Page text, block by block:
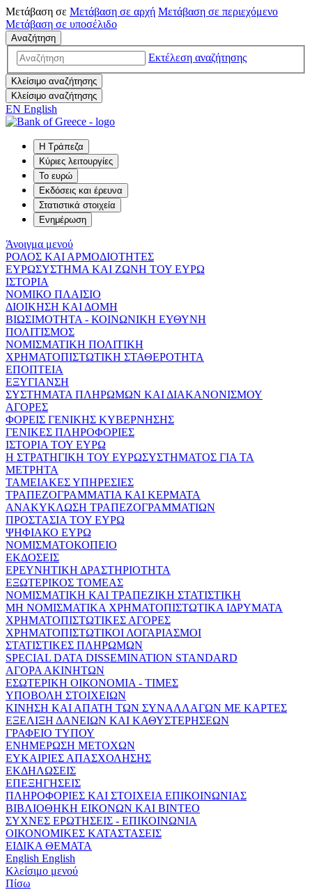
Μετάβαση σε Μετάβαση σε αρχή Μετάβαση σε περιεχόμενο
Μετάβαση σε υποσέλιδο
Αναζήτηση
Εκτέλεση αναζήτησης
Κλείσιμο αναζήτησης
Κλείσιμο αναζήτησης
EN English
Η Τράπεζα
Κύριες λειτουργίες
Το ευρώ
Εκδόσεις και έρευνα
Στατιστικά στοιχεία
Ενημέρωση
Άνοιγμα μενού
ΡΟΛΟΣ ΚΑΙ ΑΡΜΟΔΙΟΤΗΤΕΣ
ΕΥΡΩΣΥΣΤΗΜΑ ΚΑΙ ΖΩΝΗ ΤΟΥ ΕΥΡΩ
ΙΣΤΟΡΙΑ
ΝΟΜΙΚΟ ΠΛΑΙΣΙΟ
ΔΙΟΙΚΗΣΗ ΚΑΙ ΔΟΜΗ
ΒΙΩΣΙΜΟΤΗΤΑ - ΚΟΙΝΩΝΙΚΗ ΕΥΘΥΝΗ
ΠΟΛΙΤΙΣΜΟΣ
ΝΟΜΙΣΜΑΤΙΚΗ ΠΟΛΙΤΙΚΗ
ΧΡΗΜΑΤΟΠΙΣΤΩΤΙΚΗ ΣΤΑΘΕΡΟΤΗΤΑ
ΕΠΟΠΤΕΙΑ
ΕΞΥΓΙΑΝΣΗ
ΣΥΣΤΗΜΑΤΑ ΠΛΗΡΩΜΩΝ ΚΑΙ ΔΙΑΚΑΝΟΝΙΣΜΟΥ
ΑΓΟΡΕΣ
ΦΟΡΕΙΣ ΓΕΝΙΚΗΣ ΚΥΒΕΡΝΗΣΗΣ
ΓΕΝΙΚΕΣ ΠΛΗΡΟΦΟΡΙΕΣ
ΙΣΤΟΡΙΑ ΤΟΥ ΕΥΡΩ
Η ΣΤΡΑΤΗΓΙΚΗ ΤΟΥ ΕΥΡΩΣΥΣΤΗΜΑΤΟΣ ΓΙΑ ΤΑ
ΜΕΤΡΗΤΑ
ΤΑΜΕΙΑΚΕΣ ΥΠΗΡΕΣΙΕΣ
ΤΡΑΠΕΖΟΓΡΑΜΜΑΤΙΑ ΚΑΙ ΚΕΡΜΑΤΑ
ΑΝΑΚΥΚΛΩΣΗ ΤΡΑΠΕΖΟΓΡΑΜΜΑΤΙΩΝ
ΠΡΟΣΤΑΣΙΑ ΤΟΥ ΕΥΡΩ
ΨΗΦΙΑΚΟ ΕΥΡΩ
ΝΟΜΙΣΜΑΤΟΚΟΠΕΙΟ
ΕΚΔΟΣΕΙΣ
ΕΡΕΥΝΗΤΙΚΗ ΔΡΑΣΤΗΡΙΟΤΗΤΑ
ΕΞΩΤΕΡΙΚΟΣ ΤΟΜΕΑΣ
ΝΟΜΙΣΜΑΤΙΚΗ ΚΑΙ ΤΡΑΠΕΖΙΚΗ ΣΤΑΤΙΣΤΙΚΗ
ΜΗ ΝΟΜΙΣΜΑΤΙΚΑ ΧΡΗΜΑΤΟΠΙΣΤΩΤΙΚΑ ΙΔΡΥΜΑΤΑ
ΧΡΗΜΑΤΟΠΙΣΤΩΤΙΚΕΣ ΑΓΟΡΕΣ
ΧΡΗΜΑΤΟΠΙΣΤΩΤΙΚΟΙ ΛΟΓΑΡΙΑΣΜΟΙ
ΣΤΑΤΙΣΤΙΚΕΣ ΠΛΗΡΩΜΩΝ
SPECIAL DATA DISSEMINATION STANDARD
ΑΓΟΡΑ ΑΚΙΝΗΤΩΝ
ΕΣΩΤΕΡΙΚΗ ΟΙΚΟΝΟΜΙΑ - ΤΙΜΕΣ
ΥΠΟΒΟΛΗ ΣΤΟΙΧΕΙΩΝ
ΚΙΝΗΣΗ ΚΑΙ ΑΠΑΤΗ ΤΩΝ ΣΥΝΑΛΛΑΓΩΝ ΜΕ ΚΑΡΤΕΣ
ΕΞΕΛΙΞΗ ΔΑΝΕΙΩΝ ΚΑΙ ΚΑΘΥΣΤΕΡΗΣΕΩΝ
ΓΡΑΦΕΙΟ ΤΥΠΟΥ
ΕΝΗΜΕΡΩΣΗ ΜΕΤΟΧΩΝ
ΕΥΚΑΙΡΙΕΣ ΑΠΑΣΧΟΛΗΣΗΣ
ΕΚΔΗΛΩΣΕΙΣ
ΕΠΕΞΗΓΗΣΕΙΣ
ΠΛΗΡΟΦΟΡΙΕΣ ΚΑΙ ΣΤΟΙΧΕΙΑ ΕΠΙΚΟΙΝΩΝΙΑΣ
ΒΙΒΛΙΟΘΗΚΗ ΕΙΚΟΝΩΝ ΚΑΙ ΒΙΝΤΕΟ
ΣΥΧΝΕΣ ΕΡΩΤΗΣΕΙΣ - ΕΠΙΚΟΙΝΩΝΙΑ
ΟΙΚΟΝΟΜΙΚΕΣ ΚΑΤΑΣΤΑΣΕΙΣ
ΕΙΔΙΚΑ ΘΕΜΑΤΑ
English English
Κλείσιμο μενού
Πίσω